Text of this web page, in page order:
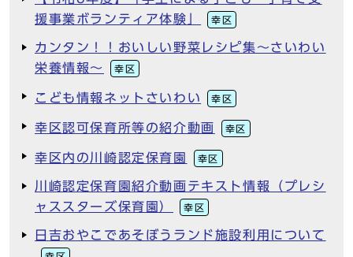
援事業ボランティア体験」
幸区
カンタン！！おいしい野菜レシピ集～さいわい
栄養情報～
幸区
こども情報ネットさいわい 幸区
幸区認可保育所等の紹介動画 幸区
幸区内の川崎認定保育園 幸区
川崎認定保育園紹介動画テキスト情報（プレシ
ャススターズ保育園）
幸区
日吉おやこであそぼうランド施設利用について